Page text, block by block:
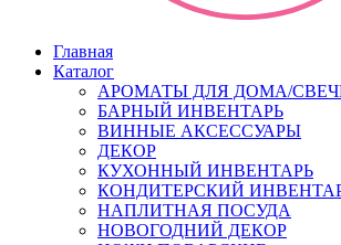
Главная
Каталог
АРОМАТЫ ДЛЯ ДОМА/
БАРНЫЙ ИНВЕНТАРЬ
ВИННЫЕ АКСЕССУАРЫ
ДЕКОР
КУХОННЫЙ ИНВЕНТАРЬ
КОНДИТЕРСКИЙ
НАПЛИТНАЯ ПОСУДА
НОВОГОДНИЙ ДЕКОР